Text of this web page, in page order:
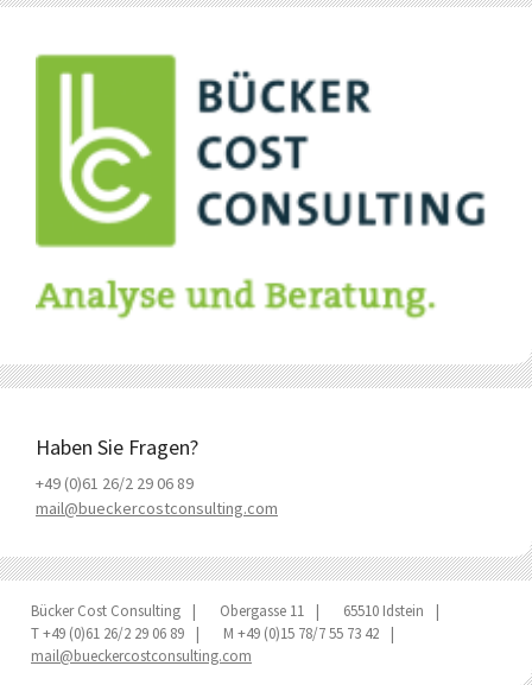
Haben Sie Fragen?
+49 (0)61 26/2 29 06 89
mail@bueckercostconsulting.com
Bücker Cost Consulting Obergasse 11
65510 Idstein
T +49 (0)61 26/2 29 06 89
M +49 (0)15 78/7 55 73 42
mail@bueckercostconsulting.com